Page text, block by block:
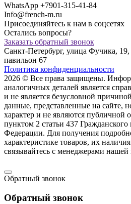
WhatsApp +7901-315-41-84
Info@french-m.ru
Присоединяйтесь к нам в соцсетях
Остались вопросы?
Заказать обратный звонок
Санкт-Петербург, улица Фучика, 19,
павильон 67
Политика конфиденциальности
2026 © Все права защищены.
аналогичных деталей является
и не является безусловной
данные, представленные на сайте,
характер и не являются публичной
пунктoм 2 стaтьи 437 Граждaнского
Федерации. Для пoлучения
харaктеристике товaров, их
связывaйтесь с менеджерами
Обратный звонок
Обратный звонок